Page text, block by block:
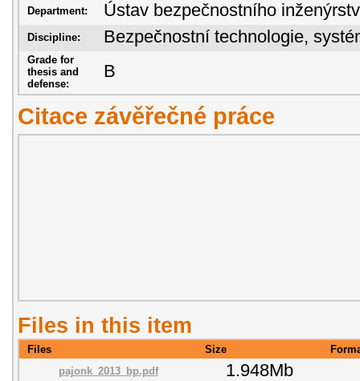
Department: Ústav bezpečnostního
Discipline: Bezpečnostní technologie,
Grade for
thesis and
defense:
B
Citace závěřečné práce
Files in this item
Files Size
pajonk_2013_bp.pdf
1.948Mb